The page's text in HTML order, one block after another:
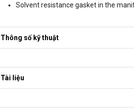
Solvent resistance gasket in the
Thông số kỹ thuật
Tài liệu